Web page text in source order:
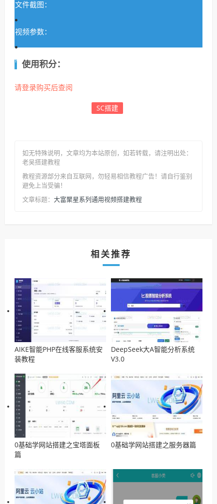
文件截图：
视频参数：
附件地址:
使用积分：
请登录购买后查阅
SC搭建
如无特殊说明，文章均为本站原创 ，如若转载，请注明出处：
老吴搭建教程
教程资源部分来自互联网，勿轻易相信教程广告！请自行鉴别
避免上当受骗！
文章标题： 大富聚星系列通用视频搭建教程
相关推荐
AIKE智能PHP在线客服系统安
装教程
DeepSeek大A智能分析系统
V3.0
0基础学网站搭建之宝塔面板
篇
0基础学网站搭建之服务器篇